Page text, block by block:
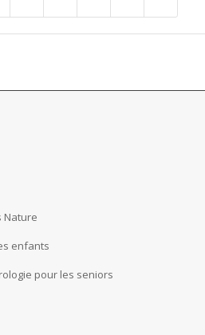
Nature
enfants
pour les seniors